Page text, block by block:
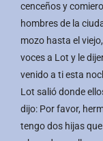
cenceños y
hombres de la
mozo hasta el
voces a Lot y le
venido a ti esta
Lot salió donde
dijo: Por favor,
tengo dos hijas